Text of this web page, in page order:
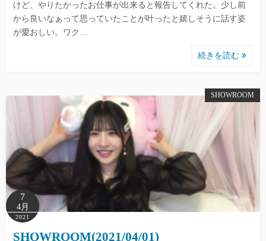
けど、やりたかったお仕事が出来ると報告してくれた。少し前
から良いなぁって思っていたことが叶ったと嬉しそうに話す姿
が愛おしい。ワク…
続きを読む
SHOWROOM
7
4月
2021
SHOWROOM(2021/04/01)